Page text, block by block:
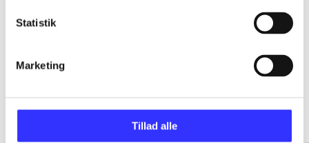
Statistik
Marketing
Tillad alle
Minder om